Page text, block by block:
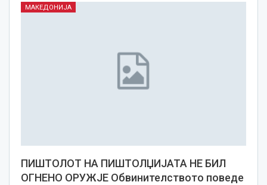
МАКЕДОНИЈА
ПИШТОЛОТ НА ПИШТОЛЏИЈАТА НЕ БИЛ
ОГНЕНО ОРУЖЈЕ Обвинителството поведе